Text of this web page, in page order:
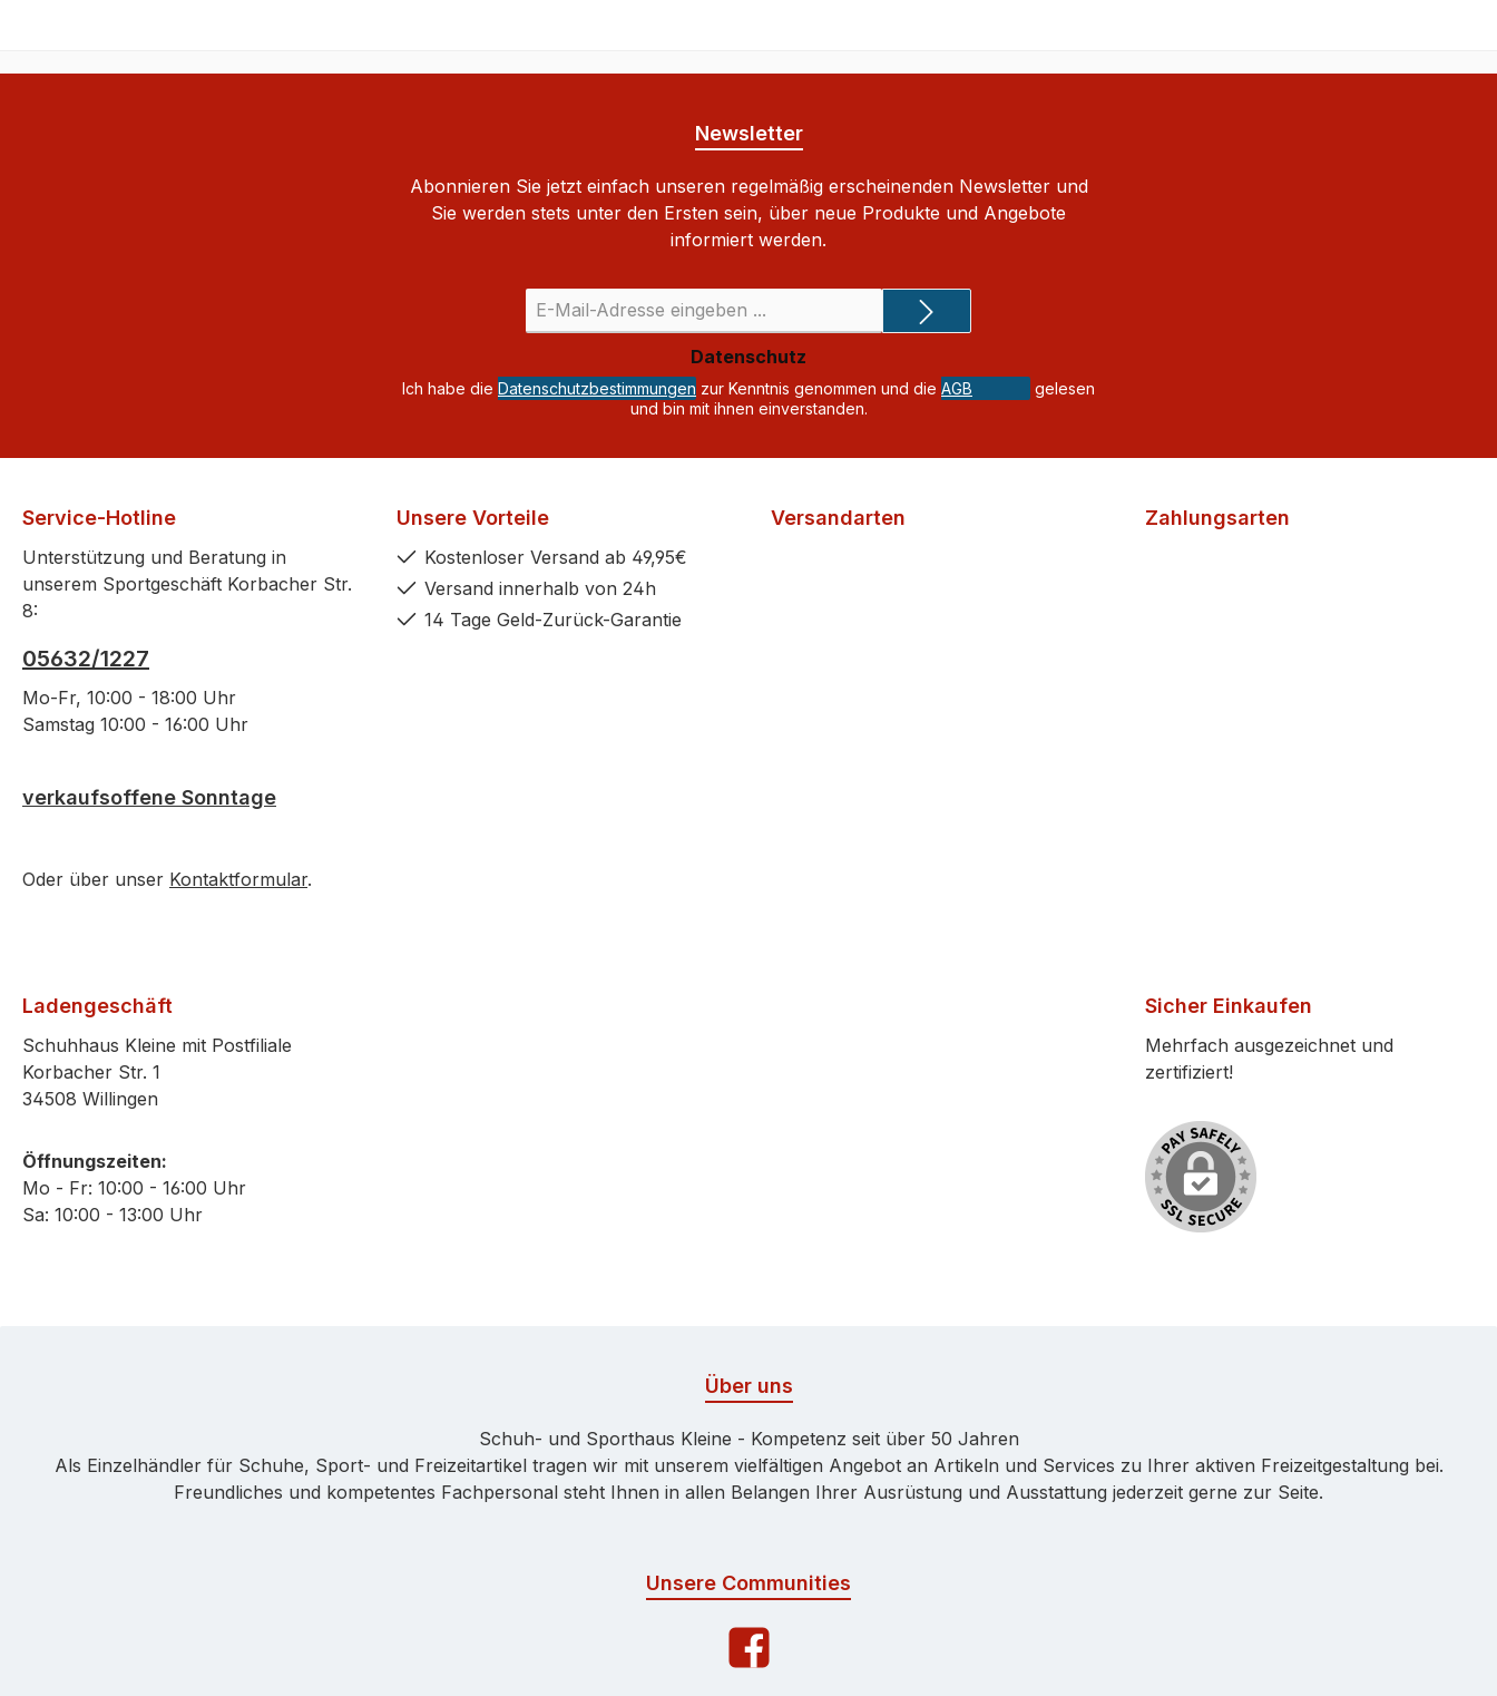
Newsletter
Abonnieren Sie jetzt einfach unseren regelmäßig erscheinenden Newsletter und
Sie werden stets unter den Ersten sein, über neue Produkte und Angebote
informiert werden.
Mail-
Adresse
*
Datenschutz
Ich habe die Datenschutzbestimmungen zur Kenntnis genommen und die AGB
gelesen
und bin mit ihnen einverstanden.
Service-Hotline
Unterstützung und Beratung in
unserem Sportgeschäft Korbacher Str.
8:
05632/1227
Mo-Fr, 10:00 - 18:00 Uhr
Samstag 10:00 - 16:00 Uhr
verkaufsoffene Sonntage
Oder über unser Kontaktformular.
Unsere Vorteile
Kostenloser Versand ab 49,95€
Versand innerhalb von 24h
14 Tage Geld-Zurück-Garantie
Versandarten Zahlungsarten
Ladengeschäft
Schuhhaus Kleine mit Postfiliale
Korbacher Str. 1
34508 Willingen
Öffnungszeiten:
Mo - Fr: 10:00 - 16:00 Uhr
Sa: 10:00 - 13:00 Uhr
Sicher Einkaufen
Mehrfach ausgezeichnet und
zertifiziert!
Über uns
Schuh- und Sporthaus Kleine - Kompetenz seit über 50 Jahren
Als Einzelhändler für Schuhe, Sport- und Freizeitartikel tragen wir mit unserem vielfältigen Angebot an Artikeln und Services zu Ihrer aktiven Freizeitgestaltung bei.
Freundliches und kompetentes Fachpersonal steht Ihnen in allen Belangen Ihrer Ausrüstung und Ausstattung jederzeit gerne zur Seite.
Unsere Communities